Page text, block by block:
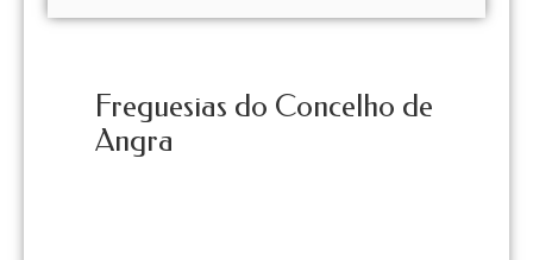
Freguesias do Concelho de
Angra